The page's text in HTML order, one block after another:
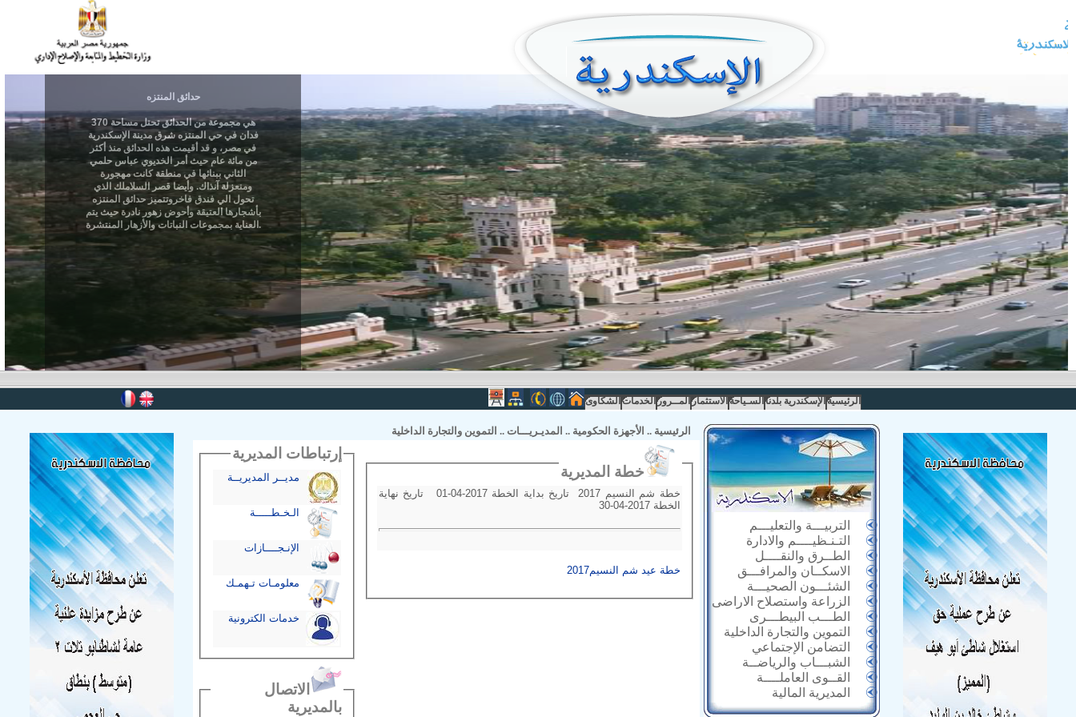
الرئيسية الإسكندرية بلدنا السـياحة الاستثمار المــرور الخدمات الشكاوى
التربيـــة والتعليـــم
التـنـظيــــم والادارة
الطــرق والنقــــل
الاسكــان والمرافـــق
الشئـــون الصحيـــة
الزراعة واستصلاح الاراضى
الطـــب البيطـــرى
التموين والتجارة الداخلية
التضامن الإجتماعي
الشبـــاب والرياضــة
القــوى العاملــــة
المديرية المالية
الرئيسية .. الأجهزة الحكومية .. المديـريـــات .. التموين والتجارة الداخلية
خطة المديرية
خطة شم النسيم 2017 تاريخ بداية الخطة 2017-04-01 تاريخ نهاية
الخطة 2017-04-30
خطة عيد شم النسيم2017
إرتباطات المديرية
مديــر المديريــة
الـخـطـــــة
الإنـجــــازات
معلومـات تـهمـك
خدمات الكترونية
الاتصال
بالمديرية